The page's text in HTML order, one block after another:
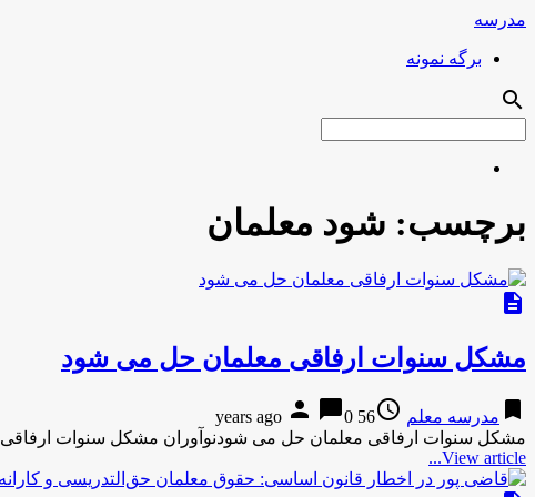
مدرسه
برگه نمونه
search
برچسب: شود معلمان
description
مشکل سنوات ارفاقی معلمان حل می شود
bookmark مدرسه معلم access_time
56 years ago
person chat_bubble0
مشکل سنوات ارفاقی معلمان حل می شودنوآوران مشکل سنوات
View article...